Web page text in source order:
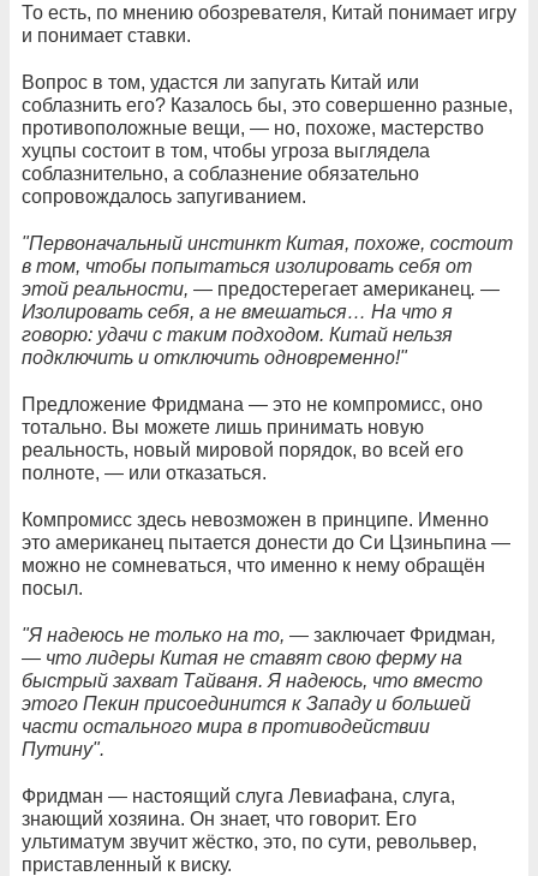
То есть, по мнению обозревателя, Китай понимает игру
и понимает ставки.
Вопрос в том, удастся ли запугать Китай или
соблазнить его? Казалось бы, это совершенно разные,
противоположные вещи, — но, похоже, мастерство
хуцпы состоит в том, чтобы угроза выглядела
соблазнительно, а соблазнение обязательно
сопровождалось запугиванием.
"Первоначальный инстинкт Китая, похоже, состоит
в том, чтобы попытаться изолировать себя от
этой реальности, — предостерегает американец. —
Изолировать себя, а не вмешаться… На что я
говорю: удачи с таким подходом. Китай нельзя
подключить и отключить одновременно!"
Предложение Фридмана — это не компромисс, оно
тотально. Вы можете лишь принимать новую
реальность, новый мировой порядок, во всей его
полноте, — или отказаться.
Компромисс здесь невозможен в принципе. Именно
это американец пытается донести до Си Цзиньпина —
можно не сомневаться, что именно к нему обращён
посыл.
"Я надеюсь не только на то, — заключает Фридман,
— что лидеры Китая не ставят свою ферму на
быстрый захват Тайваня. Я надеюсь, что вместо
этого Пекин присоединится к Западу и большей
части остального мира в противодействии
Путину".
Фридман — настоящий слуга Левиафана, слуга,
знающий хозяина. Он знает, что говорит. Его
ультиматум звучит жёстко, это, по сути, револьвер,
приставленный к виску.